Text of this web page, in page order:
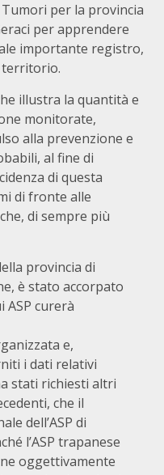
per la provincia
per apprendere
importante registro,
territorio.
illustra la quantità e
monitorate,
alla prevenzione e
al fine di
di questa
di fronte alle
di sempre più
provincia di
è stato accorpato
ASP curerà
e,
i dati relativi
stati richiesti altri
che il
dell’ASP di
l’ASP trapanese
oggettivamente